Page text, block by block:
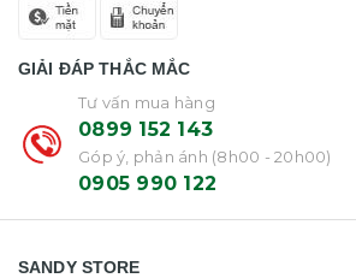
GIẢI ĐÁP THẮC MẮC
Tư vấn mua hàng
0899 152 143
Góp ý, phản ánh (8h00 - 20h00)
0905 990 122
SANDY STORE